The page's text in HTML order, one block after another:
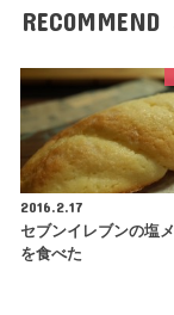
RECOMMEND
2016.2.17
セブンイレブンの塩
を食べた